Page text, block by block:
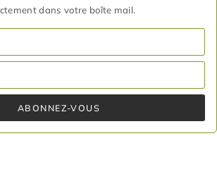
dans votre boîte mail.
ABONNEZ-VOUS